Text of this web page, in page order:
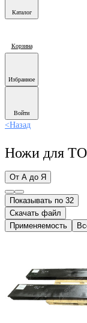
Каталог
Корзина
Избранное
Войти
<Назад
Ножи для
От А до Я
Показывать по 32
Скачать файл
Применяемость